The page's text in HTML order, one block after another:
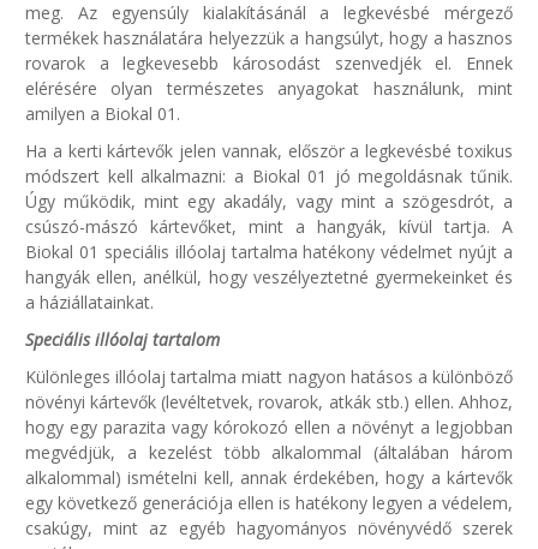
meg. Az egyensúly kialakításánál a legkevésbé mérgező
termékek használatára helyezzük a hangsúlyt, hogy a hasznos
rovarok a legkevesebb károsodást szenvedjék el. Ennek
elérésére olyan természetes anyagokat használunk, mint
amilyen a Biokal 01.
Ha a kerti kártevők jelen vannak, először a legkevésbé toxikus
módszert kell alkalmazni: a Biokal 01 jó megoldásnak tűnik.
Úgy működik, mint egy akadály, vagy mint a szögesdrót, a
csúszó-mászó kártevőket, mint a hangyák, kívül tartja. A
Biokal 01 speciális illóolaj tartalma hatékony védelmet nyújt a
hangyák ellen, anélkül, hogy veszélyeztetné gyermekeinket és
a háziállatainkat.
Speciális illóolaj tartalom
Különleges illóolaj tartalma miatt nagyon hatásos a különböző
növényi kártevők (levéltetvek, rovarok, atkák stb.) ellen. Ahhoz,
hogy egy parazita vagy kórokozó ellen a növényt a legjobban
megvédjük, a kezelést több alkalommal (általában három
alkalommal) ismételni kell, annak érdekében, hogy a kártevők
egy következő generációja ellen is hatékony legyen a védelem,
csakúgy, mint az egyéb hagyományos növényvédő szerek